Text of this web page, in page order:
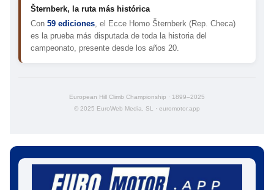
Šternberk, la ruta más histórica
Con 59 ediciones , el Ecce Homo Šternberk (Rep. Checa)
es la prueba más disputada de toda la historia del
campeonato, presente desde los años 20.
European Hill Climb Championship · 1899–2025
© 2025 EuroWeb Media, SL · euromotor.app